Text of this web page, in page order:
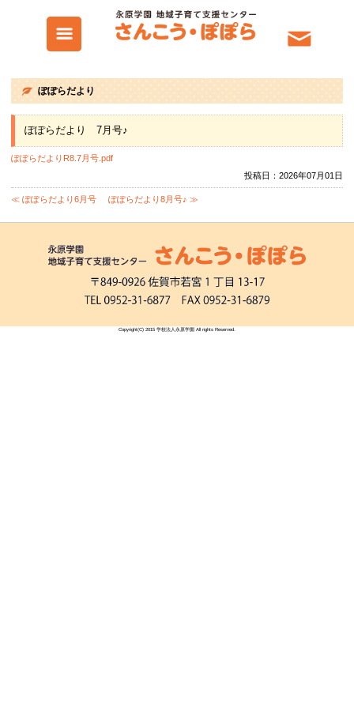
ぽぽらだより
ぽぽらだより 7月号♪
ぽぽらだよりR8.7月号.pdf
≪ ぽぽらだより6月号 ぽぽらだより8月号♪ ≫